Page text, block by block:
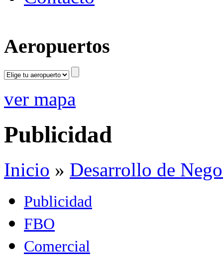
Aeropuertos
ver mapa
Publicidad
Inicio » Desarrollo de
Publicidad
FBO
Comercial